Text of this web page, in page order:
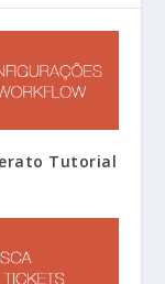
Tutorial